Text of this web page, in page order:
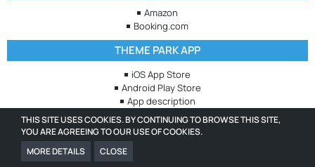
Amazon
Booking.com
THEME PARK APP
iOS App Store
Android Play Store
App description
COMMUNITY
Get in touch with us on our numerous social media channels
THIS SITE USES COOKIES. BY CONTINUING TO BROWSE THIS SITE,
YOU ARE AGREEING TO OUR USE OF COOKIES.
MORE DETAILS
CLOSE